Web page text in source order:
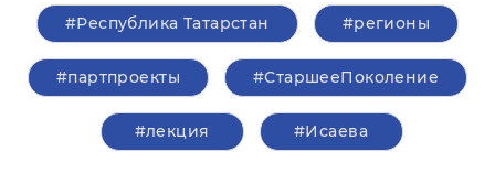
#Республика Татарстан #регионы
#партпроекты #СтаршееПоколение
#лекция #Исаева